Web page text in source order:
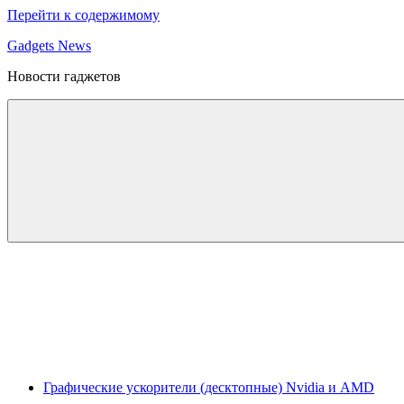
Перейти к содержимому
Gadgets News
Новости гаджетов
Графические ускорители (десктопные) Nvidia и AMD